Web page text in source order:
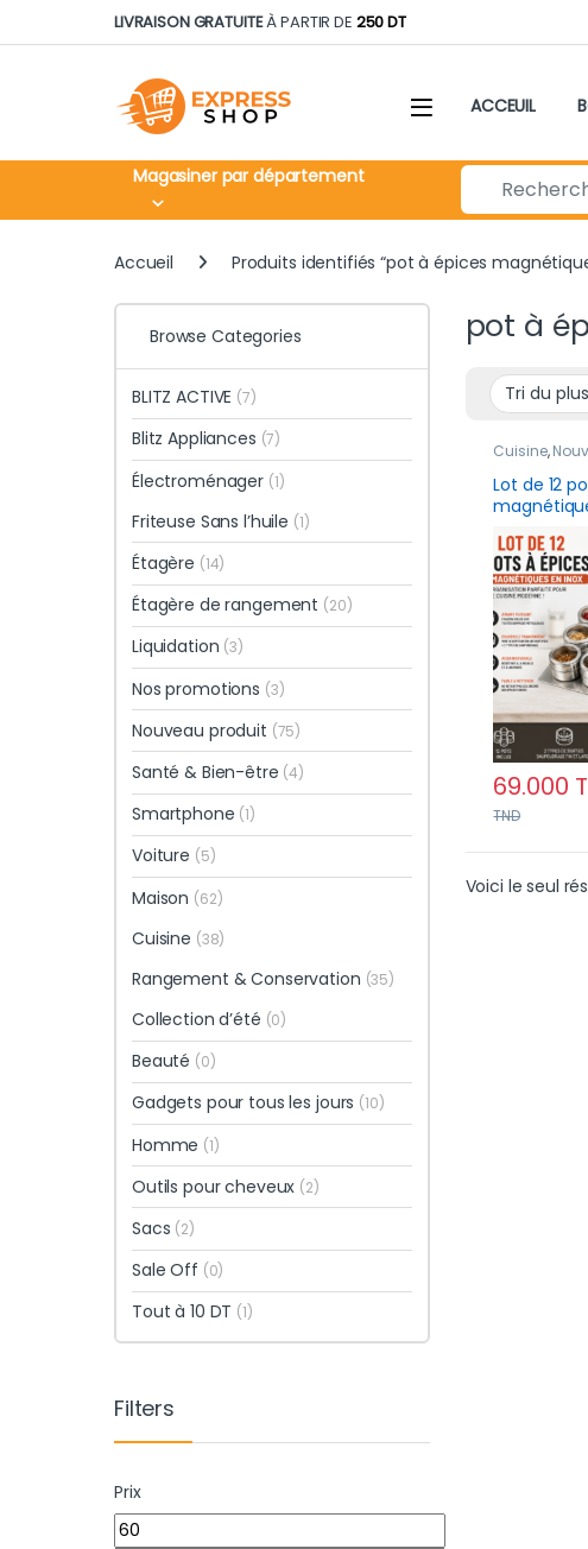
Skip to navigation
Skip to contentLIVRAISON GRATUITEÀ PARTIR DE 250 DT
ACCEUIL
Magasiner par département Search for:
Accueil Produits identifiés “pot à épices
pot à
Cuisine,
Lot de 12
châssis
69.000
TND
Voici le seul
Browse Categories
BLITZ ACTIVE (7)
Blitz Appliances (7)
Électroménager (1)
Friteuse Sans l’huile (1)
Étagère (14)
Étagère de rangement (20)
Liquidation (3)
Nos promotions (3)
Nouveau produit (75)
Santé & Bien-être (4)
Smartphone (1)
Voiture (5)
Maison (62)
Cuisine (38)
Rangement & Conservation (35)
Collection d’été (0)
Beauté (0)
Gadgets pour tous les jours (10)
Homme (1)
Outils pour cheveux (2)
Sacs (2)
Sale Off (0)
Tout à 10 DT (1)
Filters
Prix
Prix min
Prix max